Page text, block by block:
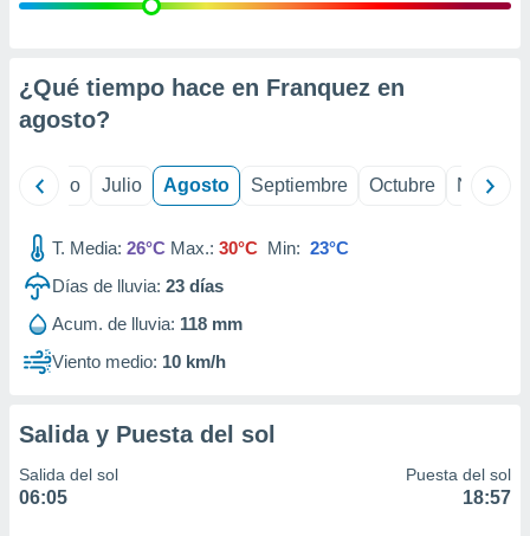
e
mediante
publicidad
de
1199
¿Qué tiempo hace en Franquez en
agosto?
Junio Julio Agosto Septiembre Octubre
T. Media: 26°C Max.: 30°C Min: 23°C
Días de lluvia: 23 días
Acum. de lluvia: 118 mm
Viento medio: 10 km/h
Salida y Puesta del sol
Salida del sol
06:05
Puesta del sol
18:57